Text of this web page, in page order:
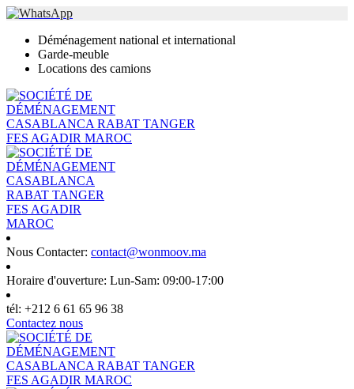
Déménagement national et international
Garde-meuble
Locations des camions
Nous Contacter: contact@wonmoov.ma
Horaire d'ouverture: Lun-Sam: 09:00-17:00
tél: +212 6 61 65 96 38
Contactez nous